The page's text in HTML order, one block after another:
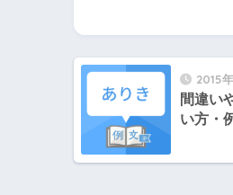
2015
間違い
い方・